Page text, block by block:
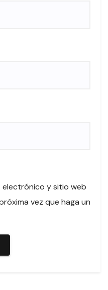
electrónico y sitio web
vez que haga un